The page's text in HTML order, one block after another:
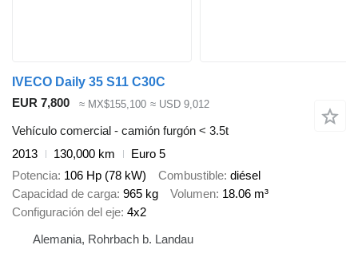
IVECO Daily 35 S11 C30C
EUR 7,800
≈ MX$155,100 ≈ USD 9,012
Vehículo comercial - camión furgón < 3.5t
2013
130,000 km
Euro 5
Potencia 106 Hp (78 kW) Combustible diésel
Capacidad de carga 965 kg Volumen 18.06 m³
Configuración del eje 4x2
Alemania, Rohrbach b. Landau